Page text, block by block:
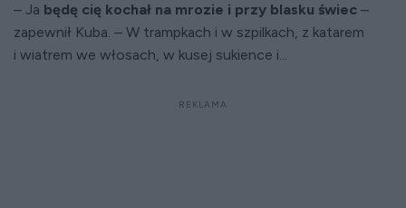
– Ja będę cię kochał na mrozie i przy blasku świec –
zapewnił Kuba. – W trampkach i w szpilkach, z katarem
i wiatrem we włosach, w kusej sukience i...